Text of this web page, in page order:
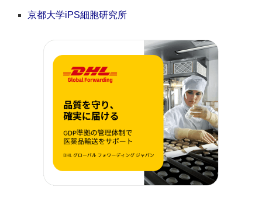
京都大学iPS細胞研究所